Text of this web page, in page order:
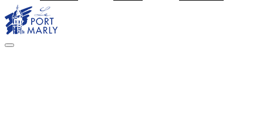
MENU